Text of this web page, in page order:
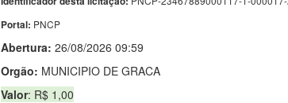
Portal: PNCP
Abertura: 26/08/2026 09:59
Orgão: MUNICIPIO DE GRACA
Valor: R$ 1,00